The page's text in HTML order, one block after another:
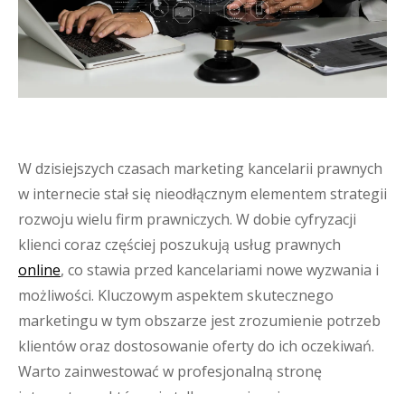
W dzisiejszych czasach marketing kancelarii prawnych
w internecie stał się nieodłącznym elementem strategii
rozwoju wielu firm prawniczych. W dobie cyfryzacji
klienci coraz częściej poszukują usług prawnych
online, co stawia przed kancelariami nowe wyzwania i
możliwości. Kluczowym aspektem skutecznego
marketingu w tym obszarze jest zrozumienie potrzeb
klientów oraz dostosowanie oferty do ich oczekiwań.
Warto zainwestować w profesjonalną stronę